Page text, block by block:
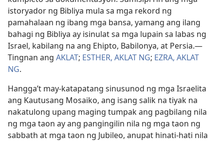
istoryador ng Bibliya mula sa mga rekord ng
pamahalaan ng ibang mga bansa, yamang ang ilang
bahagi ng Bibliya ay isinulat sa mga lupain sa labas ng
Israel, kabilang na ang Ehipto, Babilonya, at Persia.​—
Tingnan ang AKLAT; ESTHER, AKLAT NG; EZRA, AKLAT
NG.
Hangga’t may-katapatang sinusunod ng mga Israelita
ang Kautusang Mosaiko, ang isang salik na tiyak na
nakatulong upang maging tumpak ang pagbilang nila
ng mga taon ay ang pangingilin nila ng mga taon ng
sabbath at mga taon ng Jubileo, anupat hinati-hati nila